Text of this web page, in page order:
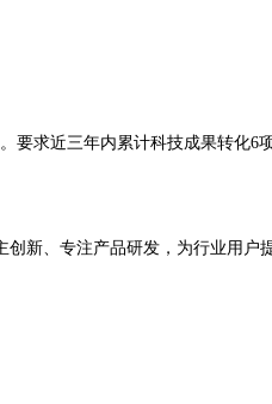
求近三年内累计科技成果转化6
新、专注产品研发，为行业用户